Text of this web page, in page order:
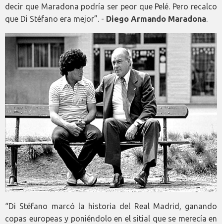
decir que Maradona podría ser peor que Pelé. Pero recalco
que Di Stéfano era mejor”. - Diego Armando Maradona.
“Di Stéfano marcó la historia del Real Madrid, ganando
copas europeas y poniéndolo en el sitial que se merecía en